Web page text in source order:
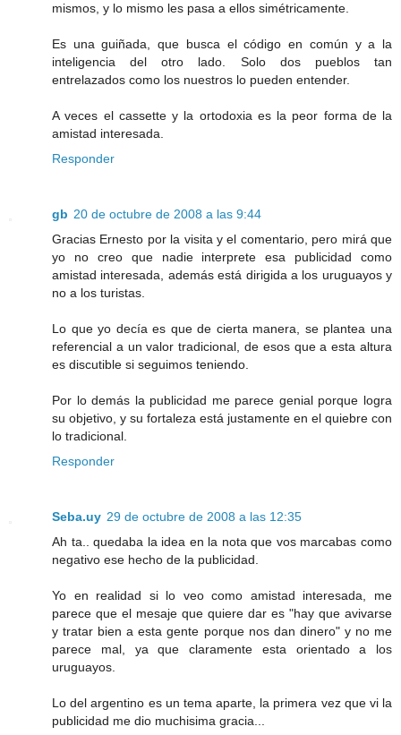
mismos, y lo mismo les pasa a ellos simétricamente.
Es una guiñada, que busca el código en común y a la
inteligencia del otro lado. Solo dos pueblos tan
entrelazados como los nuestros lo pueden entender.
A veces el cassette y la ortodoxia es la peor forma de la
amistad interesada.
Responder
gb 20 de octubre de 2008 a las 9:44
Gracias Ernesto por la visita y el comentario, pero mirá que
yo no creo que nadie interprete esa publicidad como
amistad interesada, además está dirigida a los uruguayos y
no a los turistas.
Lo que yo decía es que de cierta manera, se plantea una
referencial a un valor tradicional, de esos que a esta altura
es discutible si seguimos teniendo.
Por lo demás la publicidad me parece genial porque logra
su objetivo, y su fortaleza está justamente en el quiebre con
lo tradicional.
Responder
Seba.uy 29 de octubre de 2008 a las 12:35
Ah ta.. quedaba la idea en la nota que vos marcabas como
negativo ese hecho de la publicidad.
Yo en realidad si lo veo como amistad interesada, me
parece que el mesaje que quiere dar es "hay que avivarse
y tratar bien a esta gente porque nos dan dinero" y no me
parece mal, ya que claramente esta orientado a los
uruguayos.
Lo del argentino es un tema aparte, la primera vez que vi la
publicidad me dio muchisima gracia...